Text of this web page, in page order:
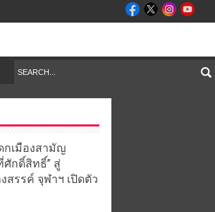
กเมืองสามัญ
ศักดิ์สิทธิ์” สู่
สรรค์ จุฬาฯ เปิดตัว